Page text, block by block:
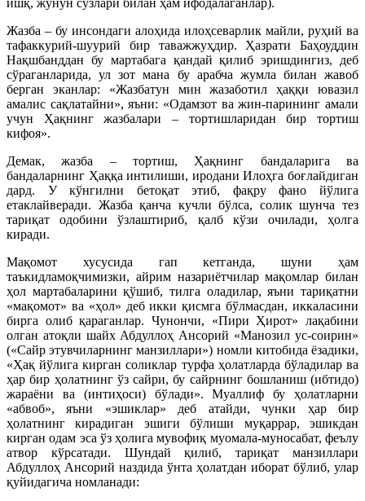
Жазба – бу инсондаги алоҳида илоҳсеварлик майли, руҳий ва
тафаккурий-шуурий бир таважжуҳдир. Ҳазрати Баҳоуддин
Нақшбанддан бу мартабага қандай қилиб эришдингиз, деб
сўраганларида, ул зот мана бу арабча жумла билан жавоб
берган эканлар: «Жазбатун мин жазаботил ҳаққи ювазил
амалис сақлатайни», яъни: «Одамзот ва жин-парининг амали
учун Ҳақнинг жазбалари – тортишларидан бир тортиш
кифоя».
Демак, жазба – тортиш, Ҳақнинг бандаларига ва
бандаларнинг Ҳаққа интилиши, иродани Илоҳга боғлайдиган
дард. У кўнгилни бетоқат этиб, фақру фано йўлига
етаклайверади. Жазба қанча кучли бўлса, солик шунча тез
тариқат одобини ўзлаштириб, қалб кўзи очилади, ҳолга
киради.
Мақомот хусусида гап кетганда, шуни ҳам
таъкидламоқчимизки, айрим назариётчилар мақомлар билан
ҳол мартабаларини қўшиб, тилга оладилар, яъни тариқатни
«мақомот» ва «ҳол» деб икки қисмга бўлмасдан, иккаласини
бирга олиб қараганлар. Чунончи, «Пири Ҳирот» лақабини
олган атоқли шайх Абдуллоҳ Ансорий «Манозил ус-соирин»
(«Сайр этувчиларнинг манзиллари») номли китобида ёзадики,
«Ҳақ йўлига кирган соликлар турфа ҳолатларда бўладилар ва
ҳар бир ҳолатнинг ўз сайри, бу сайрнинг бошланиш (ибтидо)
жараёни ва (интиҳоси) бўлади». Муаллиф бу ҳолатларни
«абвоб», яъни «эшиклар» деб атайди, чунки ҳар бир
ҳолатнинг кирадиган эшиги бўлиши муқаррар, эшикдан
кирган одам эса ўз ҳолига мувофиқ муомала-муносабат, феълу
атвор кўрсатади. Шундай қилиб, тариқат манзиллари
Абдуллоҳ Ансорий наздида ўнта ҳолатдан иборат бўлиб, улар
қуйидагича номланади: